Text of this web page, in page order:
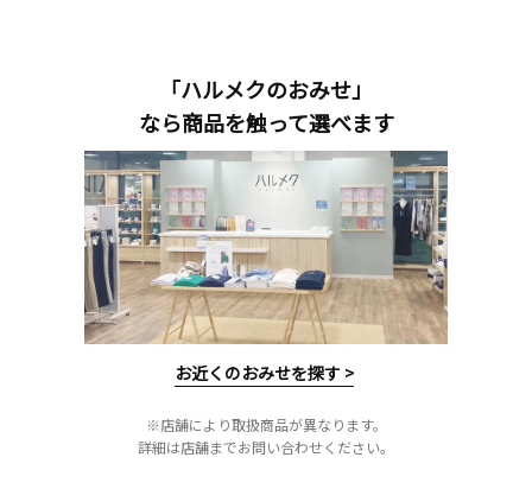
「ハルメクのおみせ」
なら商品を触って選べます
お近くのおみせを探す >
※店舗により取扱商品が異なります。
詳細は店舗までお問い合わせください。